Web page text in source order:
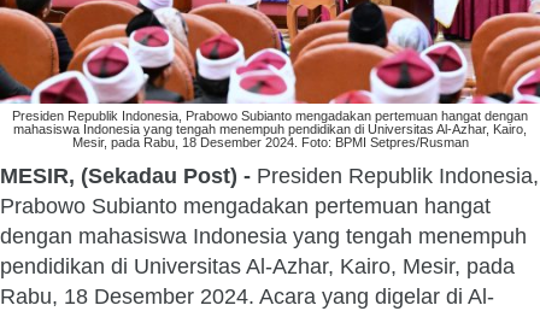
Presiden Republik Indonesia, Prabowo Subianto mengadakan pertemuan hangat dengan
mahasiswa Indonesia yang tengah menempuh pendidikan di Universitas Al-Azhar, Kairo,
Mesir, pada Rabu, 18 Desember 2024. Foto: BPMI Setpres/Rusman
MESIR, (Sekadau Post) - Presiden Republik Indonesia,
Prabowo Subianto mengadakan pertemuan hangat
dengan mahasiswa Indonesia yang tengah menempuh
pendidikan di Universitas Al-Azhar, Kairo, Mesir, pada
Rabu, 18 Desember 2024. Acara yang digelar di Al-